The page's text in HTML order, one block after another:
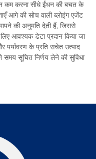
कम करना सीधे ईंधन की बचत के
आगे की सोच वाली ब्लोइंग एजेंट
की अनुमति देती हैं, जिससे
लिए आवश्यक डेटा प्रदान किया जा
पर्यावरण के प्रति सचेत उत्पाद
समय सूचित निर्णय लेने की सुविधा